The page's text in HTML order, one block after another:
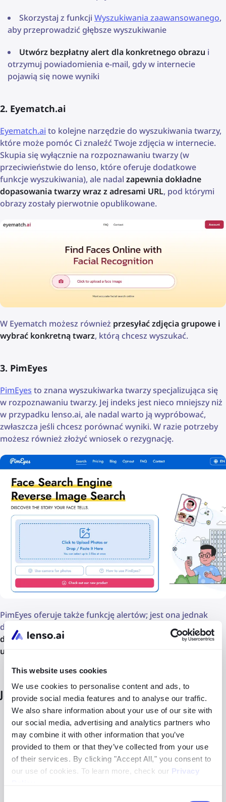
This website uses cookies
We use cookies to personalise content and ads, to
provide social media features and to analyse our traffic.
We also share information about your use of our site with
our social media, advertising and analytics partners who
may combine it with other information that you’ve
provided to them or that they’ve collected from your use
of their services. By clicking "Accept All," you consent to
our use of cookies. To learn more, check our Privacy
Skorzystaj z funkcji Wyszukiwania zaawansowanego,
aby przeprowadzić głębsze wyszukiwanie
Utwórz bezpłatny alert dla konkretnego obrazu i
otrzymuj powiadomienia e-mail, gdy w internecie
pojawią się nowe wyniki
2. Eyematch.ai
Eyematch.ai to kolejne narzędzie do wyszukiwania twarzy,
które może pomóc Ci znaleźć Twoje zdjęcia w internecie.
Skupia się wyłącznie na rozpoznawaniu twarzy (w
przeciwieństwie do lenso, które oferuje dodatkowe
funkcje wyszukiwania), ale nadal zapewnia dokładne
dopasowania twarzy wraz z adresami URL, pod którymi
obrazy zostały pierwotnie opublikowane.
W Eyematch możesz również przesyłać zdjęcia grupowe i
wybrać konkretną twarz, którą chcesz wyszukać.
3. PimEyes
PimEyes to znana wyszukiwarka twarzy specjalizująca się
w rozpoznawaniu twarzy. Jej indeks jest nieco mniejszy niż
w przypadku lenso.ai, ale nadal warto ją wypróbować,
zwłaszcza jeśli chcesz porównać wyniki. W razie potrzeby
możesz również złożyć wniosek o rezygnację.
PimEyes oferuje także funkcję alertów; jest ona jednak
dostępna wyłącznie w płatnym planie. Zapewniają również
dodatkową płatną usługę obejmującą wsparcie w
usuwaniu treści z oryginalnych stron internetowych
Jak chronić swoją obecność w internecie?
Unikaj udostępniania swoich zdjęć w internecie
osobom, którym nie ufasz w pełni.
Pamiętaj, żeusunięcie zdjęcia nie zawsze oznacza, że
zostało ono usuniętez całego internetu.
(na przykład, korzystając z narzędzi takich jak